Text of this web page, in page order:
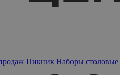
Пикник Наборы столовые